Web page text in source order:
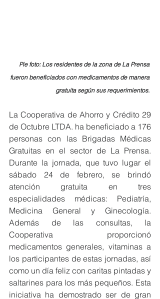
Pie foto: Los residentes de la zona de La Prensa
fueron beneficiados con medicamentos de manera
gratuita según sus requerimientos.
La Cooperativa de Ahorro y Crédito 29
de Octubre LTDA. ha beneficiado a 176
personas con las Brigadas Médicas
Gratuitas en el sector de La Prensa.
Durante la jornada, que tuvo lugar el
sábado 24 de febrero, se brindó
atención gratuita en tres
especialidades médicas: Pediatría,
Medicina General y Ginecología.
Además de las consultas, la
Cooperativa proporcionó
medicamentos generales, vitaminas a
los participantes de estas jornadas, así
como un día feliz con caritas pintadas y
saltarines para los más pequeños. Esta
iniciativa ha demostrado ser de gran